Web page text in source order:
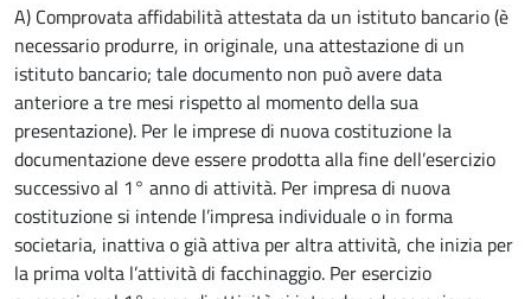
A) Comprovata affidabilità attestata da un istituto bancario (è
necessario produrre, in originale, una attestazione di un
istituto bancario; tale documento non può avere data
anteriore a tre mesi rispetto al momento della sua
presentazione). Per le imprese di nuova costituzione la
documentazione deve essere prodotta alla fine dell’esercizio
successivo al 1° anno di attività. Per impresa di nuova
costituzione si intende l’impresa individuale o in forma
societaria, inattiva o già attiva per altra attività, che inizia per
la prima volta l’attività di facchinaggio. Per esercizio